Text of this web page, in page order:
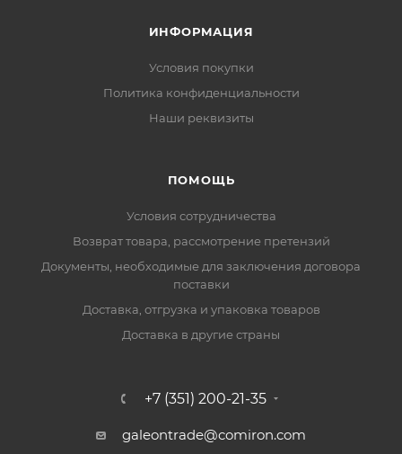
ИНФОРМАЦИЯ
Условия покупки
Политика конфиденциальности
Наши реквизиты
ПОМОЩЬ
Условия сотрудничества
Возврат товара, рассмотрение претензий
Документы, необходимые для заключения договора
поставки
Доставка, отгрузка и упаковка товаров
Доставка в другие страны
+7 (351) 200-21-35
galeontrade@comiron.com